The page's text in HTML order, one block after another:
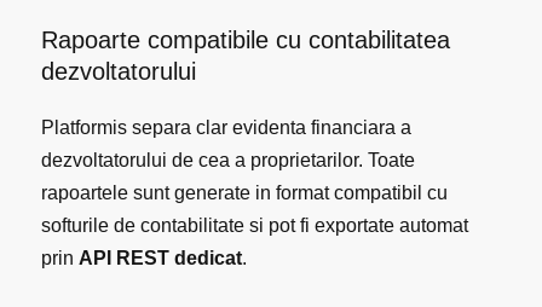
Rapoarte compatibile cu contabilitatea
dezvoltatorului
Platformis separa clar evidenta financiara a
dezvoltatorului de cea a proprietarilor. Toate
rapoartele sunt generate in format compatibil cu
softurile de contabilitate si pot fi exportate automat
prin API REST dedicat.